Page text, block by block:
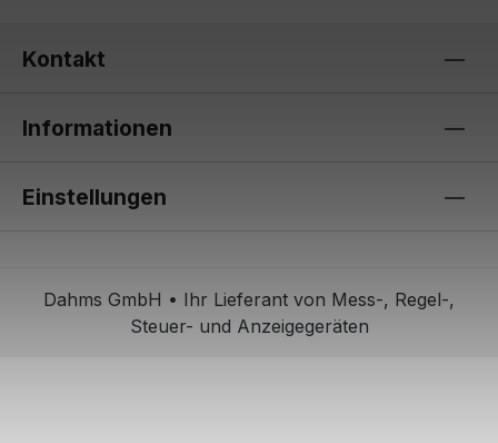
Kontakt
Informationen
Einstellungen
Dahms GmbH • Ihr Lieferant von Mess-, Regel-,
Steuer- und Anzeigegeräten